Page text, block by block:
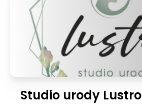
Studio urody Lustro